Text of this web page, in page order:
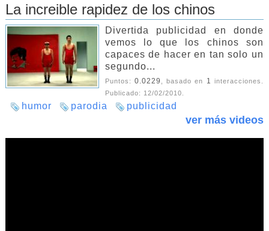
La increible rapidez de los chinos
Divertida publicidad en donde
vemos lo que los chinos son
capaces de hacer en tan solo un
segundo...
Puntos: 0.0229 , basado en 1 interacciones.
Publicado: 12/02/2010.
humor parodia publicidad
ver más videos